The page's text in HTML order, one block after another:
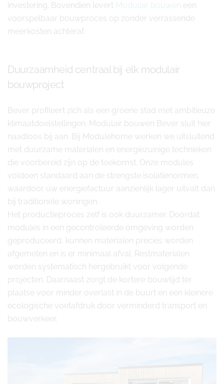
investering. Bovendien levert Modulair bouwen een
voorspelbaar bouwproces op zonder verrassende
meerkosten achteraf.
Duurzaamheid centraal bij elk modulair
bouwproject
Bever profileert zich als een groene stad met ambitieuze
klimaatdoelstellingen. Modulair bouwen Bever sluit hier
naadloos bij aan. Bij Modulehome werken we uitsluitend
met duurzame materialen en energiezuinige technieken
die voorbereid zijn op de toekomst. Onze modules
voldoen standaard aan de strengste isolatienormen,
waardoor uw energiefactuur aanzienlijk lager uitvalt dan
bij traditionele woningen.
Het productieproces zelf is ook duurzamer. Doordat
modules in een gecontroleerde omgeving worden
geproduceerd, kunnen materialen precies worden
afgemeten en is er minimaal afval. Restmaterialen
worden systematisch hergebruikt voor volgende
projecten. Daarnaast zorgt de kortere bouwtijd ter
plaatse voor minder overlast in de buurt en een kleinere
ecologische voetafdruk door verminderd transport en
bouwverkeer.